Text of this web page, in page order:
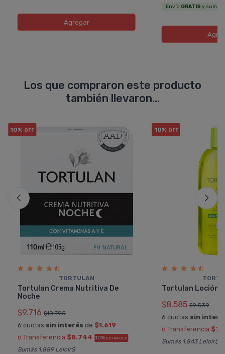
Agregar
¡ Envío GRATIS y sumás
Los que compraron este producto
también llevaron...
10% OFF
TORTULAN
Tortulan Crema Nutritiva De
Noche
$9.716 $10.795
6 cuotas sin interés de $1.619
ó Transferencia $8.744 10% EXTRA OFF
Sumás 1.889 Leloir$
10% OFF
Tortulan Loción
$8.585 $9.539
6 cuotas sin
ó Transferencia
Sumás 1.843 Leloir$